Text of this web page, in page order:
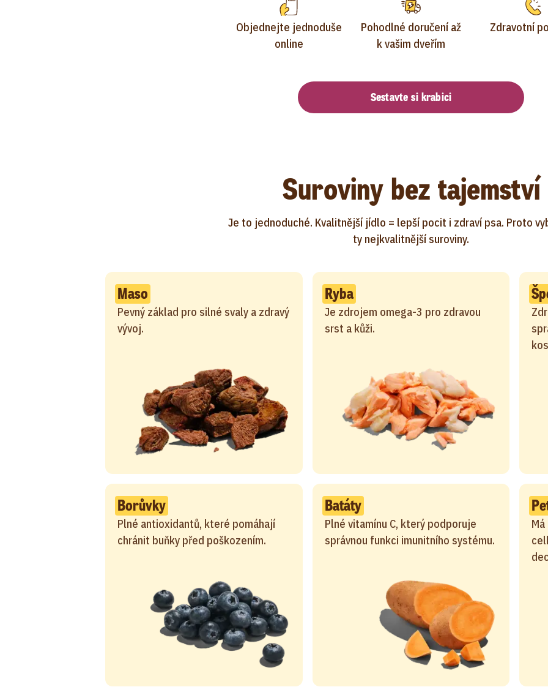
Objednejte jednoduše
online
Pohodlné doručení až
k vašim dveřím
Zdravotní
Sestavte si krabici
Suroviny bez tajemství
Je to jednoduché. Kvalitnější jídlo = lepší pocit i zdraví psa. Proto
ty nejkvalitnější suroviny.
Maso
Pevný základ pro silné svaly a zdravý
vývoj.
Ryba
Je zdrojem omega-3 pro zdravou
srst a kůži.
Borůvky
Plné antioxidantů, které pomáhají
chránit buňky před poškozením.
Batáty
Plné vitamínu C, který podporuje
správnou funkci imunitního systému.